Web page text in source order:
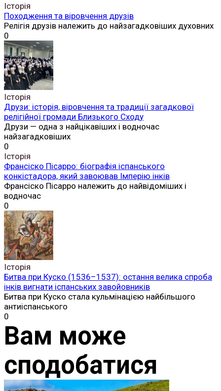
Історія
Походження та віровчення друзів
Релігія друзів належить до найзагадковіших духовних
0
Історія
Друзи: історія, віровчення та традиції загадкової
релігійної громади Близького Сходу
Друзи — одна з найцікавіших і водночас
найзагадковіших
0
Історія
Франсіско Пісарро: біографія іспанського
конкістадора, який завоював Імперію інків
Франсіско Пісарро належить до найвідоміших і
водночас
0
Історія
Битва при Куско (1536–1537): остання велика спроба
інків вигнати іспанських завойовників
Битва при Куско стала кульмінацією найбільшого
антиіспанського
0
Вам може
сподобатися